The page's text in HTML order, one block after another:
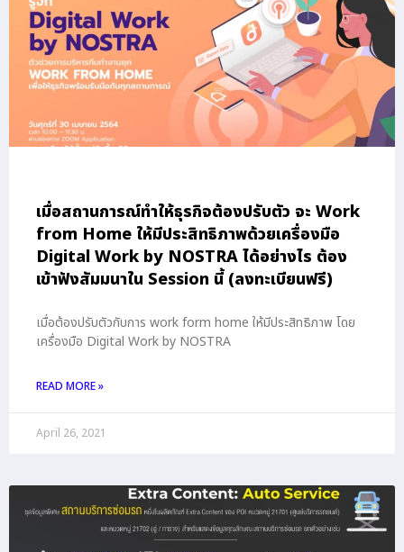
เมื่อสถานการณ์ทำให้ธุรกิจต้องปรับตัว จะ Work
from Home ให้มีประสิทธิภาพด้วยเครื่องมือ
Digital Work by NOSTRA ได้อย่างไร ต้อง
เข้าฟังสัมมนาใน Session นี้ (ลงทะเบียนฟรี)
เมื่อต้องปรับตัวกับการ work form home ให้มีประสิทธิภาพ โดย
เครื่องมือ Digital Work by NOSTRA
READ MORE »
April 26, 2021